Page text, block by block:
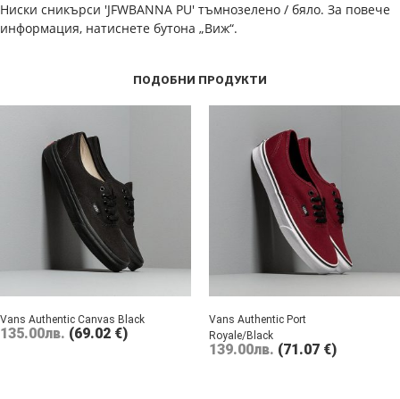
Ниски сникърси 'JFWBANNA PU' тъмнозелено / бяло. За повече
информация, натиснете бутона „Виж“.
ПОДОБНИ ПРОДУКТИ
Vans Authentic Canvas Black
135.00лв. (69.02 €)
Vans Authentic Port
Royale/Black
139.00лв. (71.07 €)